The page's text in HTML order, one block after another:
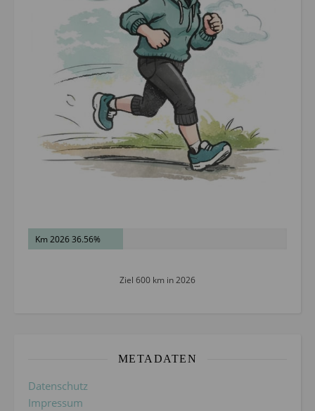
Km 2026 36.56%
Ziel 600 km in 2026
METADATEN
Datenschutz
Impressum